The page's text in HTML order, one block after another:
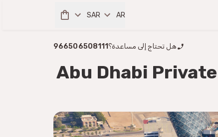
AR
SAR
هل تحتاج إلى مساعدة؟ 966506508111
Abu Dhabi